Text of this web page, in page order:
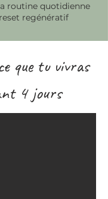
routine quotidienne
regénératif
que tu vivras
4 jours